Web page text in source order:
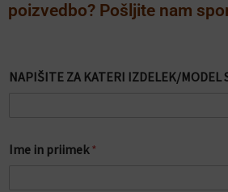
poizvedbo? Pošljite nam
NAPIŠITE ZA KATERI IZDELEK/MODEL
A
Ime in priimek*